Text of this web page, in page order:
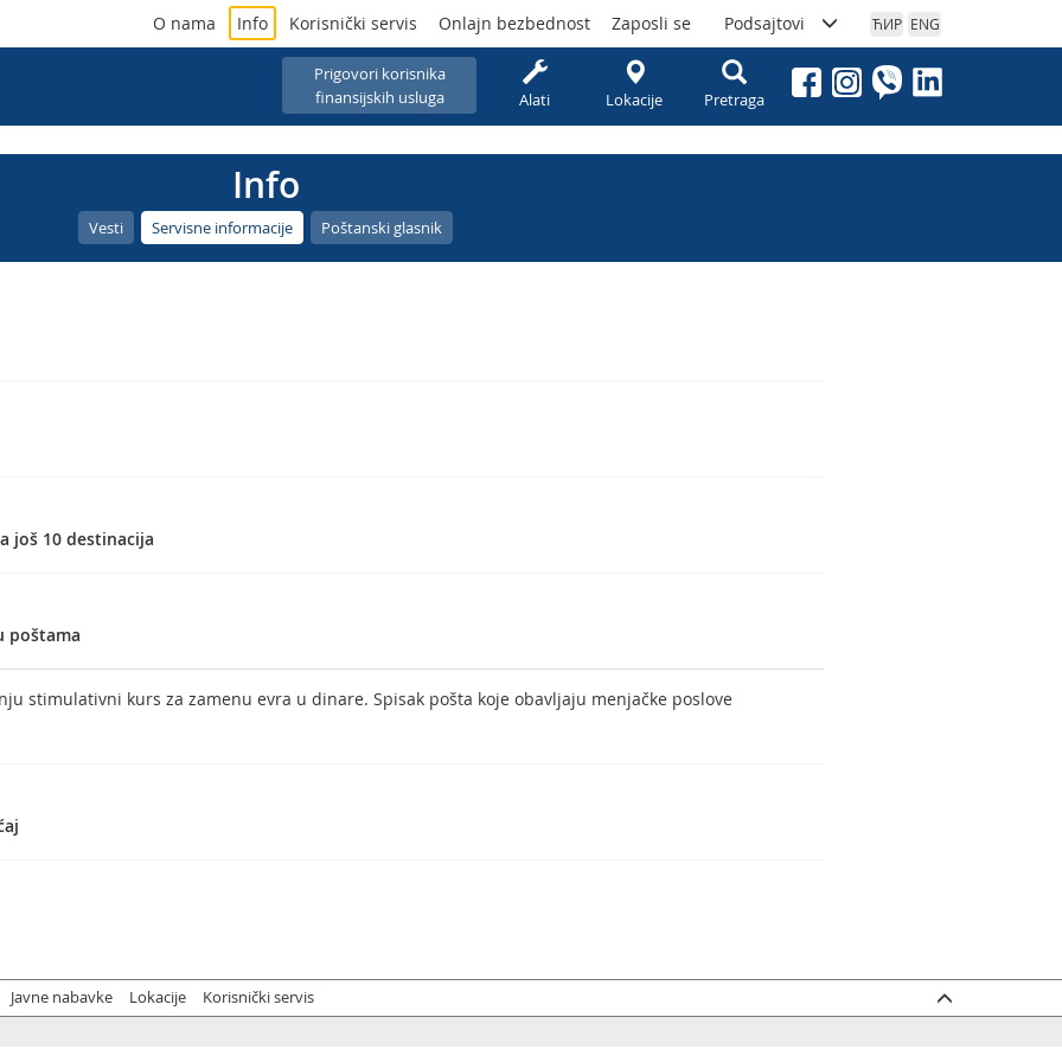
Prigovori korisnika
finansijskih usluga
Alati Lokacije Pretraga
O nama Info Korisnički servis Onlajn bezbednost Zaposli se Podsajtovi ЋИР ENG
Info
Vesti Servisne informacije Poštanski glasnik
još 10 destinacija
poštama
stimulativni kurs za zamenu evra u dinare. Spisak pošta koje obavljaju menjačke poslove
Javne nabavke Lokacije Korisnički servis